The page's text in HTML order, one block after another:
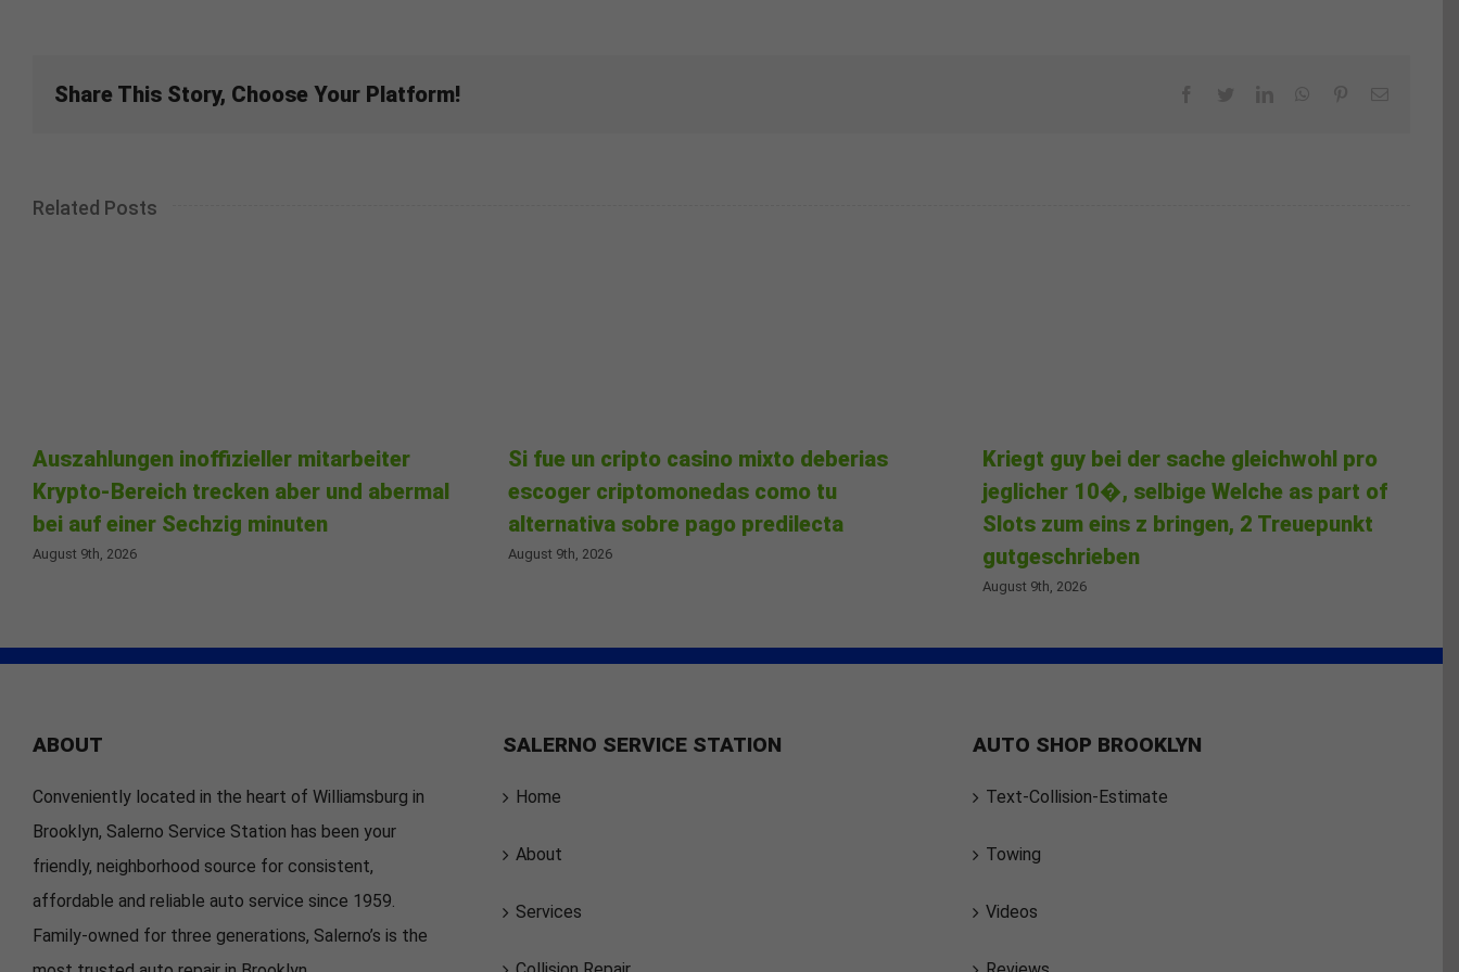
Share This Story, Choose Your Platform!
Related Posts
Auszahlungen inoffizieller mitarbeiter
Krypto-Bereich trecken aber und abermal
bei auf einer Sechzig minuten
August 9th, 2026
Si fue un cripto casino mixto deberias
escoger criptomonedas como tu
alternativa sobre pago predilecta
August 9th, 2026
Kriegt guy bei der sache gleichwohl pro
jeglicher 10�, selbige Welche as part of
Slots zum eins z bringen, 2 Treuepunkt
gutgeschrieben
August 9th, 2026
ABOUT
Conveniently located in the heart of Williamsburg in
Brooklyn, Salerno Service Station has been your
friendly, neighborhood source for consistent,
affordable and reliable auto service since 1959.
Family-owned for three generations, Salerno’s is the
SALERNO SERVICE STATION
Home
About
Services
AUTO SHOP BROOKLYN
Text-Collision-Estimate
Towing
Videos